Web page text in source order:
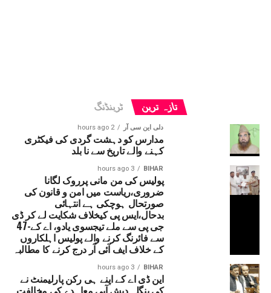
تازہ ترین ٹرینڈنگ
دلی این سی آر 2 hours ago
مدارس کو دہشت گردی کی فیکٹری
کہنے والے تاریخ سے نا بلد
BIHAR
3 hours ago
پولیس کی من مانی پرروک لگانا
ضروری،ریاست میں امن و قانون کی
صورتحال ہوچکی ہے انتہائی
بدحال،ایس پی کیخلاف شکایت لے کر ڈی
جی پی سے ملے تیجسوی یادو، اے کے-47
سے فائرنگ کرنے والے پولیس اہلکاروں
کے خلاف ایف آئی آر درج کرنے کا مطالبہ
BIHAR
3 hours ago
این ڈی اے کے اپنے ہی رکن پارلیمنٹ نے
کی بنگلہ دیش آبی معاہدے کی مخالفت